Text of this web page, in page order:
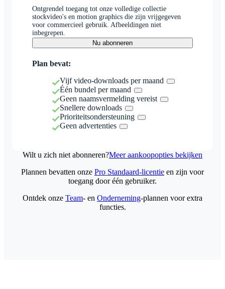
Ontgrendel toegang tot onze volledige collectie
stockvideo's en motion graphics die zijn vrijgegeven
voor commercieel gebruik. Afbeeldingen niet
inbegrepen.
Nu abonneren
Plan bevat:
Vijf video-downloads per maand
Één bundel per maand
Geen naamsvermelding vereist
Snellere downloads
Prioriteitsondersteuning
Geen advertenties
Wilt u zich niet abonneren?Meer aankoopopties bekijken
Plannen bevatten onze Pro Standaard-licentie en zijn voor
toegang door één gebruiker.
Ontdek onze Team- en Onderneming-plannen voor extra
functies.